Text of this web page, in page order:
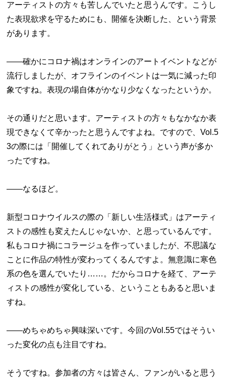
アーティストの方々も苦しんでいたと思うんです。こうし
た表現欲求を守るためにも、開催を決断した、という背景
があります。
――確かにコロナ禍はオンラインのアートイベントなどが
流行しましたが、オフラインのイベントは一気に減った印
象ですね。表現の場自体がかなり少なくなったというか。
その通りだと思います。アーティストの方々もなかなか表
現できなくて辛かったと思うんですよね。ですので、Vol.5
3の際には「開催してくれてありがとう」という声が多か
ったですね。
――なるほど。
新型コロナウイルスの際の「新しい生活様式」はアーティ
ストの感性も変えたんじゃないか、と思っているんです。
私もコロナ禍にコラージュを作っていましたが、不思議な
ことに作品の特性が変わってくるんですよ。無意識に寒色
系の色を選んでいたり……。だからコロナを経て、アーテ
ィストの感性が変化している、ということもあると思いま
すね。
――めちゃめちゃ興味深いです。今回のVol.55ではそうい
った変化の点も注目ですね。
そうですね。参加者の方々は皆さん、ファンがいると思う